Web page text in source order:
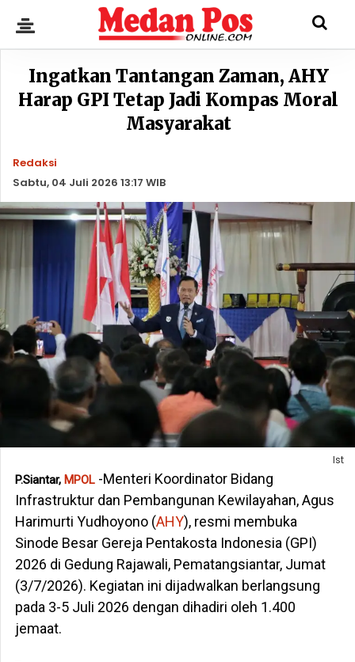
Ingatkan Tantangan Zaman, AHY
Harap GPI Tetap Jadi Kompas Moral
Masyarakat
Redaksi
Sabtu, 04 Juli 2026 13:17 WIB
Ist
P.Siantar, MPOL-Menteri Koordinator Bidang
Infrastruktur dan Pembangunan Kewilayahan, Agus
Harimurti Yudhoyono (AHY), resmi membuka
Sinode Besar Gereja Pentakosta Indonesia (GPI)
2026 di Gedung Rajawali, Pematangsiantar, Jumat
(3/7/2026). Kegiatan ini dijadwalkan berlangsung
pada 3-5 Juli 2026 dengan dihadiri oleh 1.400
jemaat.